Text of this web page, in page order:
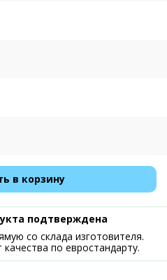
в корзину
подтверждена
со склада изготовителя.
по евростандарту.